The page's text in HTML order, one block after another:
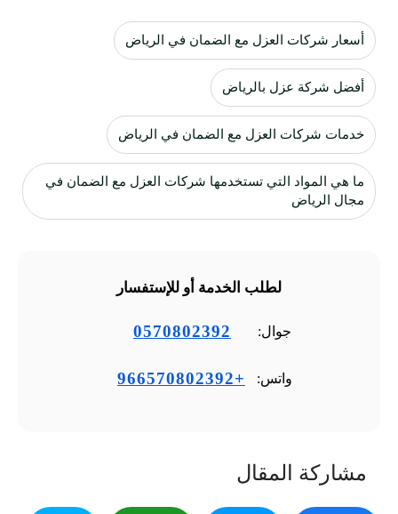
أسعار شركات العزل مع الضمان في الرياض
أفضل شركة عزل بالرياض
خدمات شركات العزل مع الضمان في الرياض
ما هي المواد التي تستخدمها شركات العزل مع الضمان في
مجال الرياض
لطلب الخدمة أو للإستفسار
جوال: 0570802392
واتس: +966570802392
مشاركة المقال